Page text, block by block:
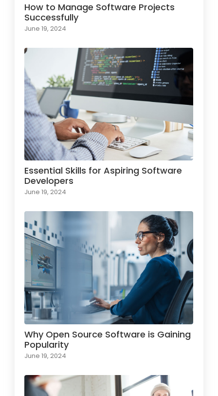
How to Manage Software Projects
Successfully
June 19, 2024
Essential Skills for Aspiring Software
Developers
June 19, 2024
Why Open Source Software is Gaining
Popularity
June 19, 2024